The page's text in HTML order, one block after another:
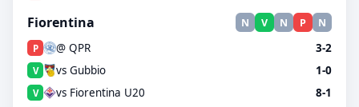
Fiorentina N V N P N
P @ QPR 3-2
V vs Gubbio 1-0
V vs Fiorentina U20 8-1